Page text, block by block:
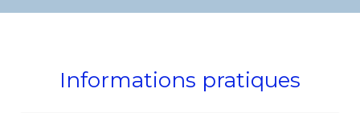
Informations pratiques